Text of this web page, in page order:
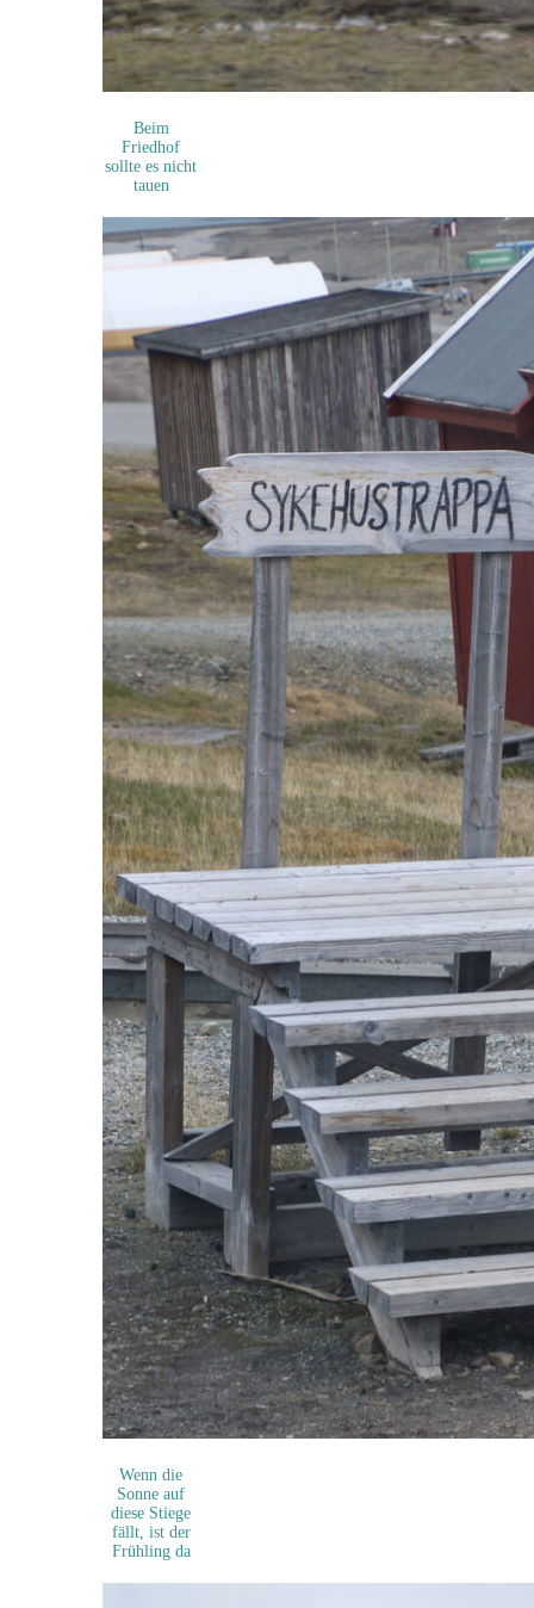
Beim
Friedhof
sollte es nicht
tauen
Wenn die
Sonne auf
diese Stiege
fällt, ist der
Frühling da